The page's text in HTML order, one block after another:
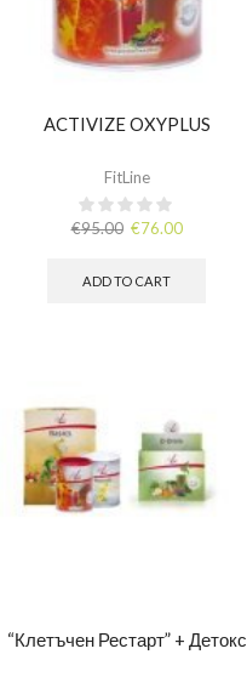
ACTIVIZE OXYPLUS
FitLine
€95.00 €76.00
ADD TO CART
“Клетъчен Рестарт” + Детокс